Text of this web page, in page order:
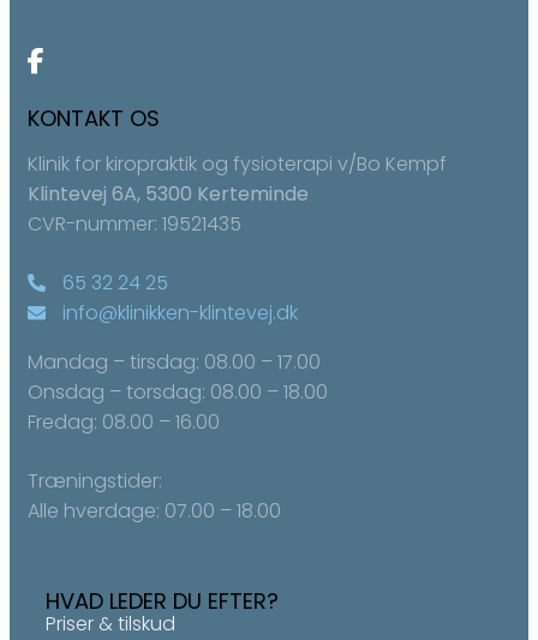
KONTAKT OS
Klinik for kiropraktik og fysioterapi v/Bo Kempf
Klintevej 6A, 5300 Kerteminde
CVR-nummer: 19521435
65 32 24 25
info@klinikken-klintevej.dk
Mandag – tirsdag: 08.00 – 17.00
Onsdag – torsdag: ​08.00 – 18.00
Fredag: ​08.00 – 16.00
Træningstider:
Alle hverdage: 07.00 – 18.00
HVAD LEDER DU EFTER?
Priser & tilskud